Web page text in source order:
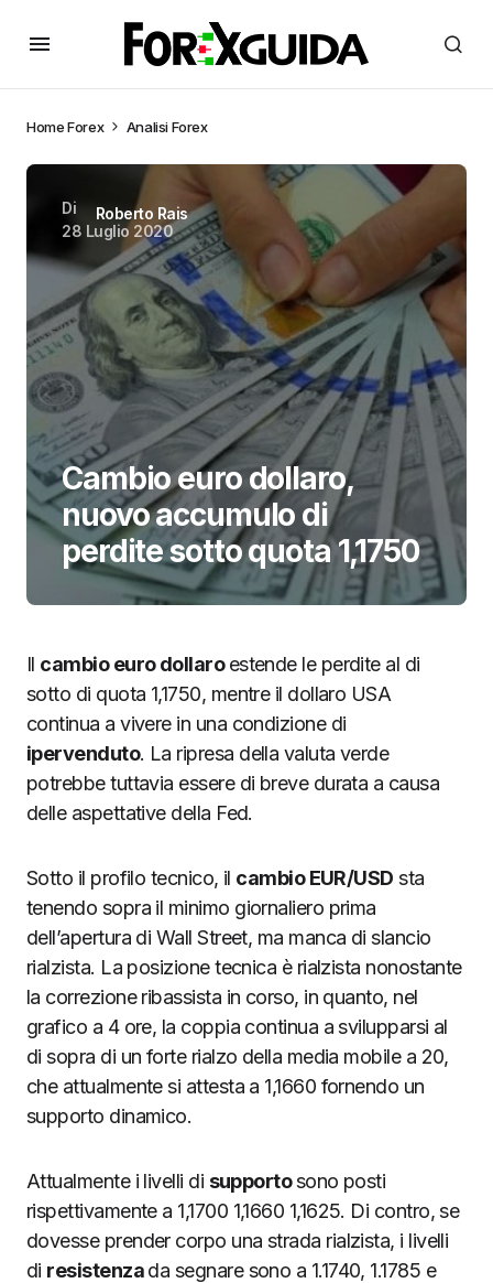
HomeForex Analisi Forex
Di
Roberto Rais
28 Luglio 2020
Cambio euro dollaro,
nuovo accumulo di
perdite sotto quota 1,1750
Il cambio euro dollaroestende le perdite al di
sotto di quota 1,1750, mentre il dollaro USA
continua a vivere in una condizione di
ipervenduto. La ripresa della valuta verde
potrebbe tuttavia essere di breve durata a causa
delle aspettative della Fed.
Sotto il profilo tecnico, il cambio EUR/USD sta
tenendo sopra il minimo giornaliero prima
dell’apertura di Wall Street, ma manca di slancio
rialzista. La posizione tecnica è rialzista nonostante
la correzione ribassista in corso, in quanto, nel
grafico a 4 ore, la coppia continua a svilupparsi al
di sopra di un forte rialzo della media mobile a 20,
che attualmente si attesta a 1,1660 fornendo un
supporto dinamico.
Attualmente i livelli di supportosono posti
rispettivamente a 1,1700 1,1660 1,1625. Di contro, se
dovesse prender corpo una strada rialzista, i livelli
di resistenzada segnare sono a 1.1740, 1.1785 e